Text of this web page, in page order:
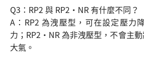
Q3：RP2 與 RP2・NR 有什麼不同？
A：RP2 為洩壓型，可在設定壓力
力；RP2・NR 為非洩壓型，不會主
大氣。